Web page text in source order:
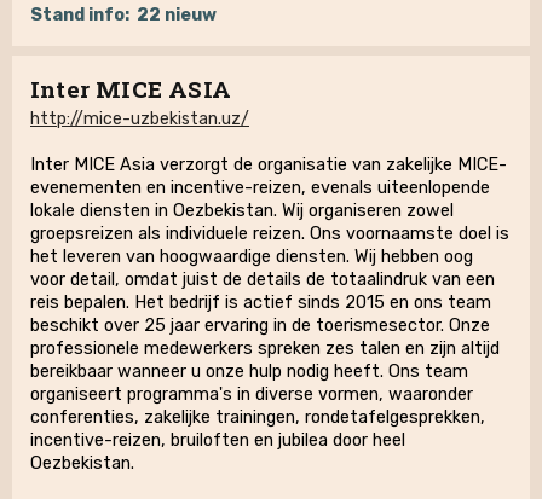
Stand info: 22 nieuw
Inter MICE ASIA
http://mice-uzbekistan.uz/
Inter MICE Asia verzorgt de organisatie van zakelijke MICE-
evenementen en incentive-reizen, evenals uiteenlopende
lokale diensten in Oezbekistan. Wij organiseren zowel
groepsreizen als individuele reizen. Ons voornaamste doel is
het leveren van hoogwaardige diensten. Wij hebben oog
voor detail, omdat juist de details de totaalindruk van een
reis bepalen. Het bedrijf is actief sinds 2015 en ons team
beschikt over 25 jaar ervaring in de toerismesector. Onze
professionele medewerkers spreken zes talen en zijn altijd
bereikbaar wanneer u onze hulp nodig heeft. Ons team
organiseert programma's in diverse vormen, waaronder
conferenties, zakelijke trainingen, rondetafelgesprekken,
incentive-reizen, bruiloften en jubilea door heel
Oezbekistan.